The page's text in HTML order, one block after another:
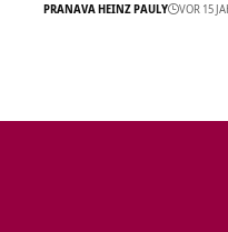
PRANAVA HEINZ PAULY VOR 15